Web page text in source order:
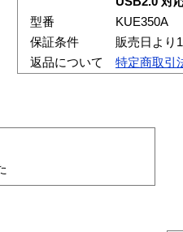
型番
KUE350A
保証条件
販売日より
返品について
特定商取引